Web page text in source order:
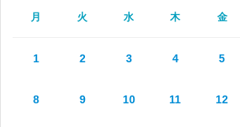
月 火 水 木 金
1 2 3 4 5
8 9 10 11 12